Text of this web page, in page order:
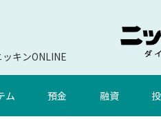
ッキンONLINE
ム 預金 融資